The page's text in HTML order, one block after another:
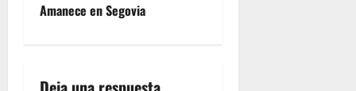
Amanece en Segovia